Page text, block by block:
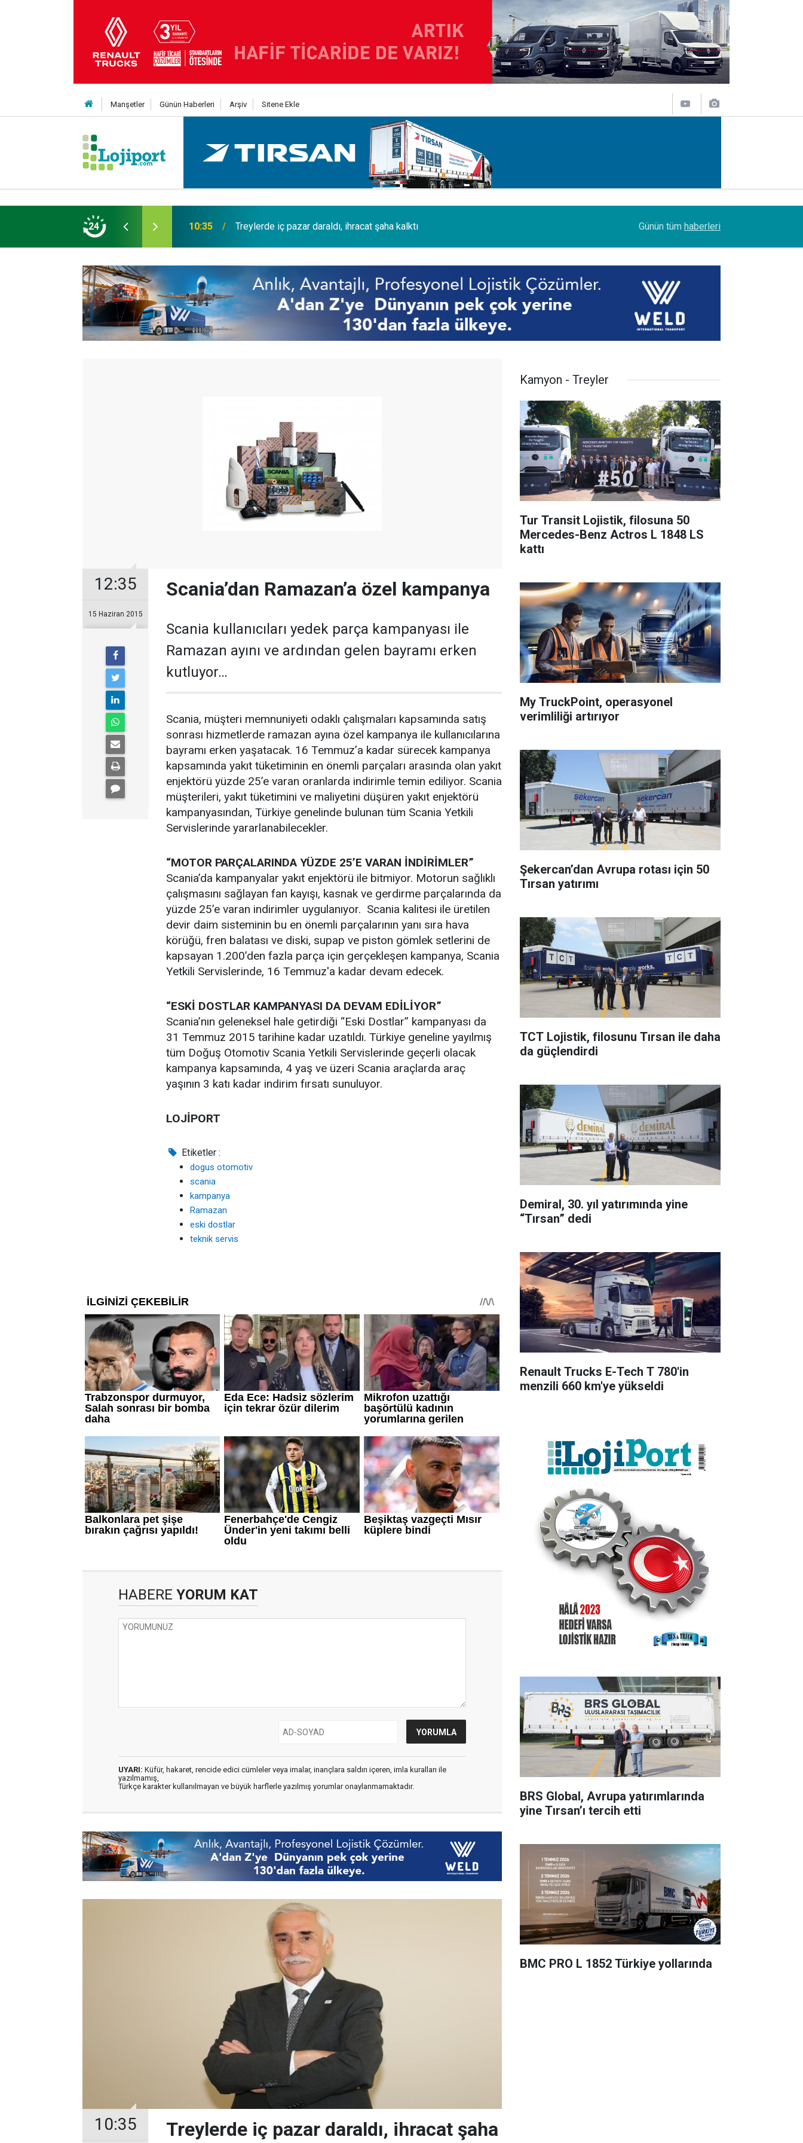
Manşetler Günün Haberleri Arşiv Sitene Ekle
24 09:47 Her biri 120 tonluk 3 Boeing 777, kamyonlarla 1250 km taşındı Turhan Özen, Saudia Cargo’nun CCO’su oldu
Günün tüm haberleri
12:35
15 Haziran 2015
Scania’dan Ramazan’a özel kampanya
Scania kullanıcıları yedek parça kampanyası ile
Ramazan ayını ve ardından gelen bayramı erken
kutluyor…
Scania, müşteri memnuniyeti odaklı çalışmaları kapsamında satış
sonrası hizmetlerde ramazan ayına özel kampanya ile kullanıcılarına
bayramı erken yaşatacak. 16 Temmuz’a kadar sürecek kampanya
kapsamında yakıt tüketiminin en önemli parçaları arasında olan yakıt
enjektörü yüzde 25’e varan oranlarda indirimle temin ediliyor. Scania
müşterileri, yakıt tüketimini ve maliyetini düşüren yakıt enjektörü
kampanyasından, Türkiye genelinde bulunan tüm Scania Yetkili
Servislerinde yararlanabilecekler.
“MOTOR PARÇALARINDA YÜZDE 25’E VARAN İNDİRİMLER”
Scania’da kampanyalar yakıt enjektörü ile bitmiyor. Motorun sağlıklı
çalışmasını sağlayan fan kayışı, kasnak ve gerdirme parçalarında da
yüzde 25’e varan indirimler uygulanıyor. Scania kalitesi ile üretilen
devir daim sisteminin bu en önemli parçalarının yanı sıra hava
körüğü, fren balatası ve diski, supap ve piston gömlek setlerini de
kapsayan 1.200’den fazla parça için gerçekleşen kampanya, Scania
Yetkili Servislerinde, 16 Temmuz'a kadar devam edecek.
“ESKİ DOSTLAR KAMPANYASI DA DEVAM EDİLİYOR”
Scania’nın geleneksel hale getirdiği “Eski Dostlar” kampanyası da
31 Temmuz 2015 tarihine kadar uzatıldı. Türkiye geneline yayılmış
tüm Doğuş Otomotiv Scania Yetkili Servislerinde geçerli olacak
kampanya kapsamında, 4 yaş ve üzeri Scania araçlarda araç
yaşının 3 katı kadar indirim fırsatı sunuluyor.
LOJİPORT
Etiketler :
dogus otomotiv
scania
kampanya
Ramazan
eski dostlar
teknik servis
HABERE YORUM KAT
UYARI: Küfür, hakaret, rencide edici cümleler veya imalar, inançlara saldırı içeren, imla kuralları ile
yazılmamış,
Türkçe karakter kullanılmayan ve büyük harflerle yazılmış yorumlar onaylanmamaktadır.
10:35
Treylerde iç pazar daraldı, ihracat şaha
Kamyon - Treyler
Tur Transit Lojistik, filosuna 50
Mercedes-Benz Actros L 1848 LS
kattı
My TruckPoint, operasyonel
verimliliği artırıyor
Şekercan’dan Avrupa rotası için 50
Tırsan yatırımı
TCT Lojistik, filosunu Tırsan ile daha
da güçlendirdi
Demiral, 30. yıl yatırımında yine
“Tırsan” dedi
Renault Trucks E-Tech T 780'in
menzili 660 km'ye yükseldi
BRS Global, Avrupa yatırımlarında
yine Tırsan’ı tercih etti
BMC PRO L 1852 Türkiye yollarında